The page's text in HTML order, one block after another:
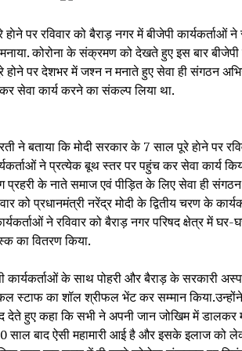
पर रविवार को बैराड़ नगर में बीजेपी कार्यकर्ताओं ने
कोरोना के संक्रमण को देखते हुए इस बार बीजेपी
होने पर देशभर में जश्न न मनाते हुए सेवा ही संगठन
सेवा कार्य करने का संकल्प लिया था.
ने बताया कि मोदी सरकार के 7 साल पूरे हाेने पर
ने प्रत्येक बूथ स्तर पर पहुंच कर सेवा कार्य
प्रहरी के नाते समाज एवं पीड़ित के लिए सेवा ही
को प्रधानमंत्री नरेंद्र मोदी के द्वितीय चरण के
ने रविवार को बैराड़ नगर परिषद क्षेत्र में घर-
का वितरण किया.
कार्यकर्ताओं के साथ पोहरी और बैराड़ के सरकारी
स्टाफ का शॉल श्रीफल भेंट कर सम्मान
देते हुए कहा कि सभी ने अपनी जान जोखिम में डालकर
साल बाद ऐसी महामारी आई है और इसके इलाज को